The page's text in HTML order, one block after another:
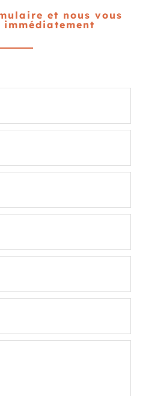
et nous vous